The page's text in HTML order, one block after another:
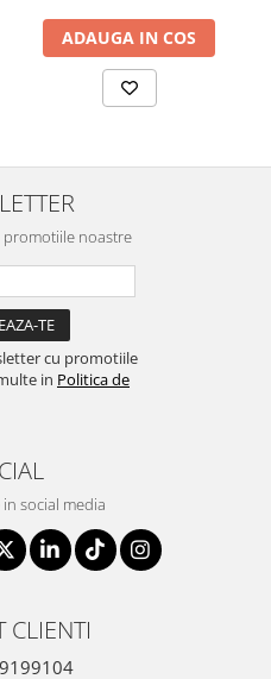
ADAUGA IN COS
promotiile noastre
cu promotiile
in Politica de
social media
CLIENTI